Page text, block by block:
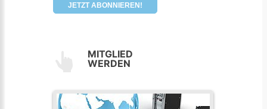
JETZT ABONNIEREN!
MITGLIED
WERDEN